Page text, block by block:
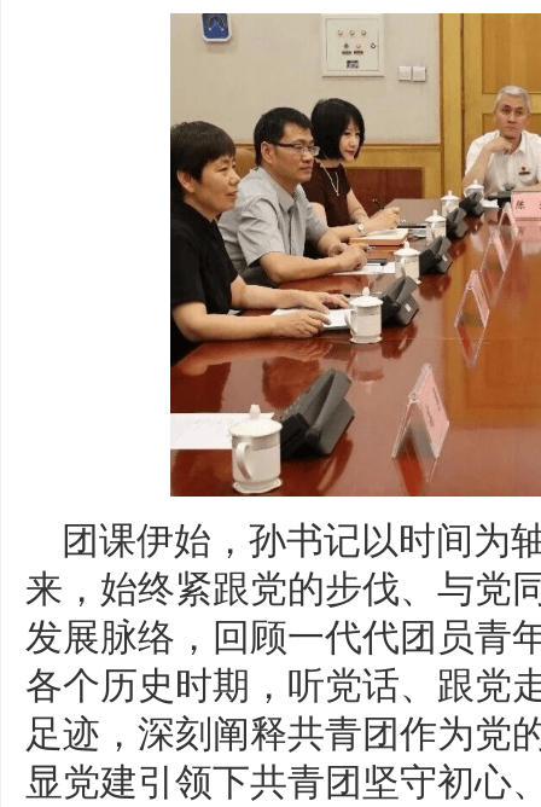
团课伊始，孙书记以时间为
来，始终紧跟党的步伐、与党
发展脉络，回顾一代代团员青
各个历史时期，听党话、跟党
足迹，深刻阐释共青团作为党
显党建引领下共青团坚守初心